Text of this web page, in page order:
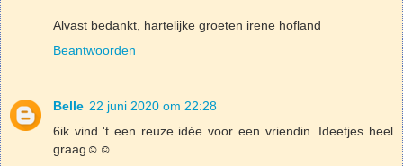
Alvast bedankt, hartelijke groeten irene hofland
Beantwoorden
Belle 22 juni 2020 om 22:28
6ik vind 't een reuze idée voor een vriendin. Ideetjes heel
graag☺️☺️